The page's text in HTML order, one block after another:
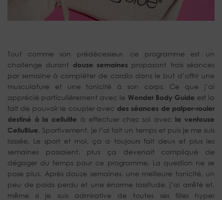
Tout comme son prédécesseur, ce programme est un
challenge durant douze semaines proposant trois séances
par semaine à compléter de cardio dans le but d’offrir une
musculature et une tonicité à son corps. Ce que j’ai
apprécié particulièrement avec le Wonder Body Guide est la
fait de pouvoir le coupler avec des séances de palper-rouler
destiné à la cellulite à effectuer chez soi avec la ventouse
CelluBlue. Sportivement, je l’ai fait un temps et puis je me suis
lassée. Le sport et moi, ça a toujours fait deux et plus les
semaines passaient, plus ça devenait compliqué de
dégager du temps pour ce programme. La question ne se
pose plus. Après douze semaines, une meilleure tonicité, un
peu de poids perdu et une énorme lassitude, j’ai arrêté et,
même si je suis admirative de toutes ses filles hyper